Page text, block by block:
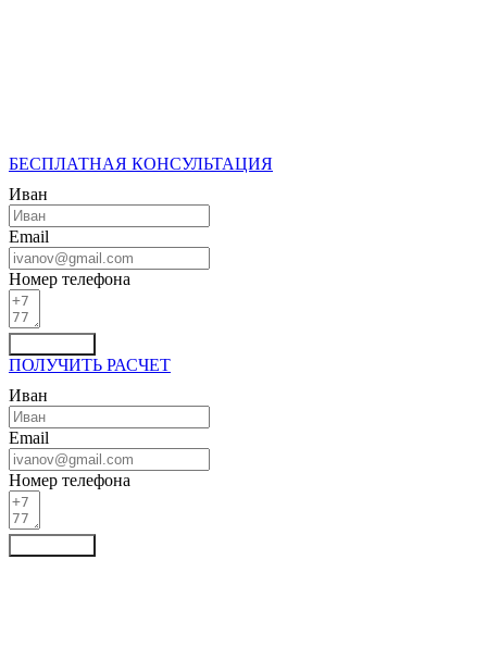
БЕСПЛАТНАЯ КОНСУЛЬТАЦИЯ
Иван
Email
Номер телефона
ПОЛУЧИТЬ РАСЧЕТ
Иван
Email
Номер телефона